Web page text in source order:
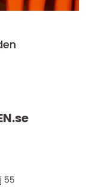
se